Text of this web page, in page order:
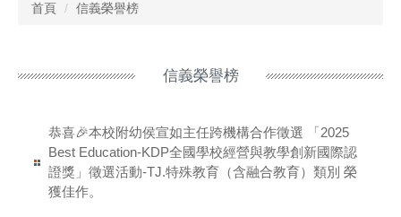
首頁 信義榮譽榜
信義榮譽榜
恭喜🎉本校附幼侯宣如主任跨機構合作徵選 「2025
Best Education-KDP全國學校經營與教學創新國際認
證獎」徵選活動-TJ.特殊教育（含融合教育）類別 榮
獲佳作。